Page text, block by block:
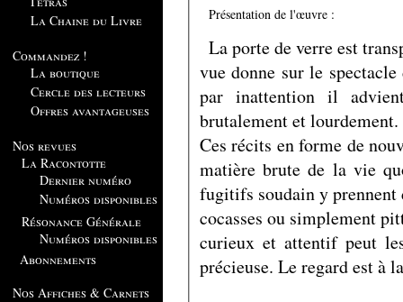
La Chaine du Livre
Commandez !
La boutique
Cercle des lecteurs
Offres avantageuses
Nos revues
La Racontotte
Dernier numéro
Numéros disponibles
Résonance Générale
Numéros disponibles
Abonnements
Nos Affiches & Carnets
Présentation de l'œuvre :
La porte de verre est
vue donne sur le
par inattention il
brutalement et lourdement.
Ces récits en forme de nouvelles recèlent de petits éclats
matière brute de la vie quotidienne. Des
fugitifs soudain y prennent
cocasses ou simplement
curieux et attentif peut
précieuse. Le regard est à